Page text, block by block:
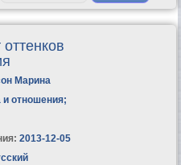
Марина
и отношения;
2013-12-05